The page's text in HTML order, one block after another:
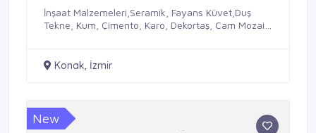
İnşaat Malzemeleri,Seramik, Fayans Küvet,Duş
Tekne, Kum, Çimento, Karo, Dekortaş, Cam Mozaik,
Konak, İzmir
New